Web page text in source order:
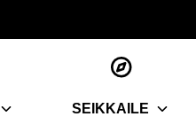
SEIKKAILE